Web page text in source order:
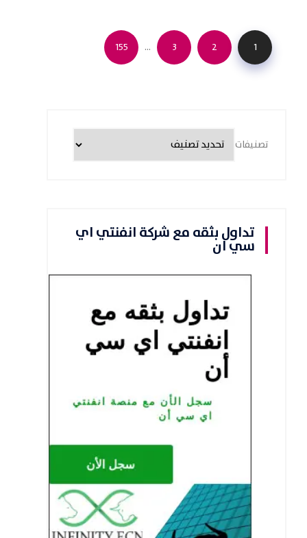
1
2
3
…
155
تصنيفات
تداول بثقه مع شركة انفنتي اي
سي ان